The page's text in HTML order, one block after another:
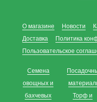
О магазине Новости
Доставка
Политика
Пользовательское
Семена
овощных и
бахчевых
Торф и